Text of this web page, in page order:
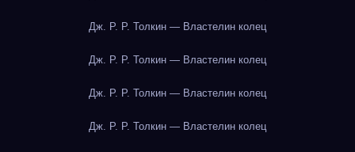
Дж. Р. Р. Толкин — Властелин колец
Дж. Р. Р. Толкин — Властелин колец
Дж. Р. Р. Толкин — Властелин колец
Дж. Р. Р. Толкин — Властелин колец